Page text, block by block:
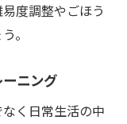
度調整やごほう
。
ニング
く日常生活の中